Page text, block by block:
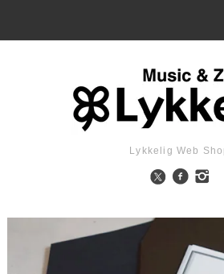
Lykkelig Web